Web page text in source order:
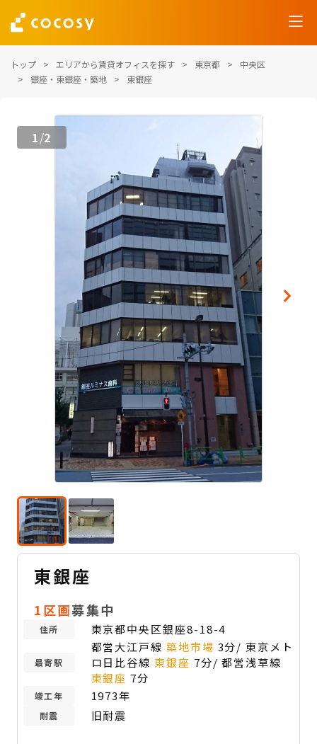
トップ エリアから賃貸オフィスを探す 東京都
中央区
銀座・東銀座・築地
東銀座
1/2
東銀座
1区画募集中
住所 東京都中央区銀座8-18-4
最寄駅
都営大江戸線 築地市場 3分/ 東京メト
ロ日比谷線 東銀座 7分/ 都営浅草線
東銀座 7分
竣工年 1973年
耐震 旧耐震